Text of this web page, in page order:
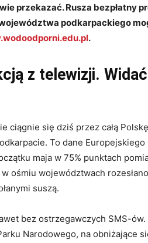
przekazać. Rusza bezpłatny
podkarpackiego
.
z telewizji.
ciągnie się dziś przez całą
To dane
maja w 75% punktach
ośmiu województwach
suszą.
bez ostrzegawczych SMS-
Narodowego, na obniżające